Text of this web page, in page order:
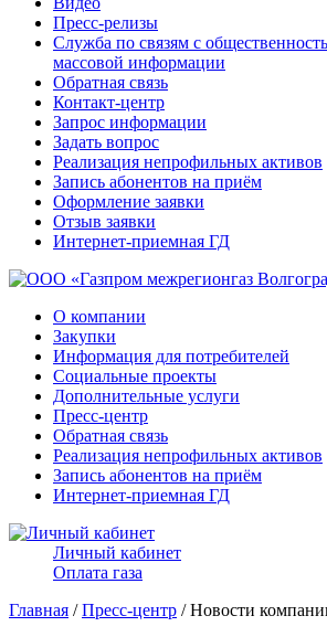
Пресс-релизы
Служба по связям с
массовой информации
Обратная связь
Контакт-центр
Запрос информации
Задать вопрос
Реализация непрофильных активов
Запись абонентов на приём
Оформление заявки
Отзыв заявки
Интернет-приемная ГД
О компании
Закупки
Информация для потребителей
Социальные проекты
Дополнительные услуги
Пресс-центр
Обратная связь
Реализация непрофильных активов
Запись абонентов на приём
Интернет-приемная ГД
Личный кабинет
Оплата газа
Главная /Пресс-центр / Новости